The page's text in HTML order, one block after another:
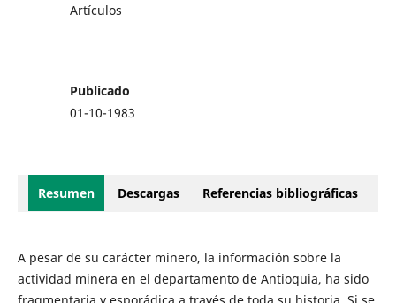
Artículos
Publicado
01-10-1983
Resumen Descargas Referencias bibliográficas
A pesar de su carácter minero, la información sobre la
actividad minera en el departamento de Antioquia, ha sido